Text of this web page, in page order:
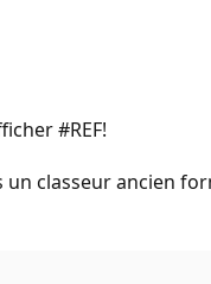
#REF!
classeur ancien